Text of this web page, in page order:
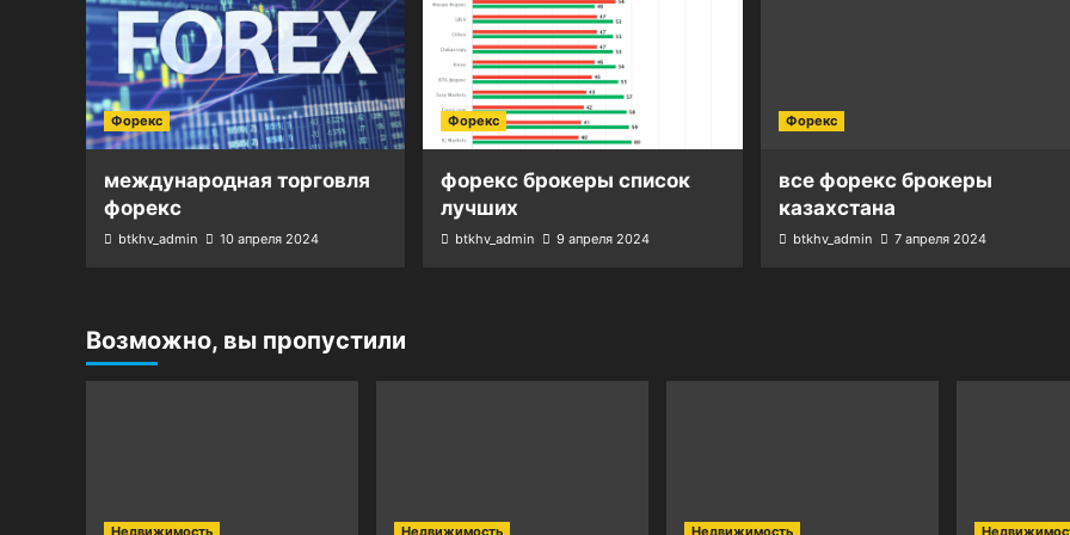
Форекс
международная торговля
форекс
btkhv_admin 10 апреля 2024
Форекс
форекс брокеры список
лучших
btkhv_admin 9 апреля 2024
Форекс
все форекс брокеры
казахстана
btkhv_admin 7 апреля 2024
Возможно, вы пропустили
Недвижимость Недвижимость Недвижимость